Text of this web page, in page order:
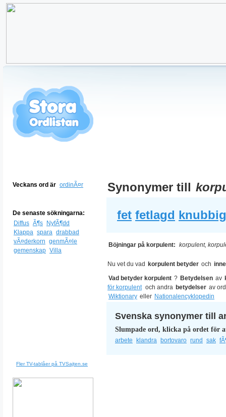
Veckans ord är ordinÃ¤r
De senaste sökningarna:
Diffus Ã¶s
NyfÃ¶dd
Klappa spara drabbad
vÃ¤derkorn genmÃ¤le
gemenskap Villa
Fler TV-tablåer på TVSajten.se
Synonymer till
fet fetlagd knubbig
Böjningar på korpulent: korpulent,
Nu vet du vad korpulent betyder och
Vad betyder korpulent ? Betydelsen av
för korpulent och andra betydelser av
Wiktionary eller Nationalencyklopedin
Svenska synonymer till
Slumpade ord, klicka på ordet för
arbete klandra bortovaro rund sak